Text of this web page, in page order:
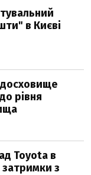
в Києві
рівня
Toyota в
затримки з